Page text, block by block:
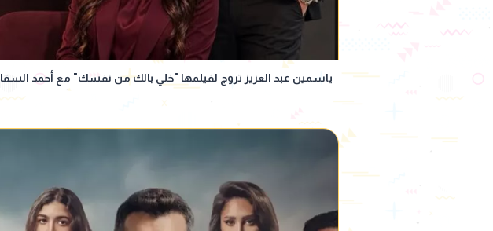
ياسمين عبد العزيز تروج لفيلمها "خلي بالك من نفسك" مع أحمد السقا